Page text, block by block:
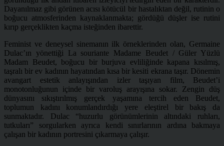
Dayanılmaz gibi görünen acısı kötücül bir hastalıktan değil, rutinin o
boğucu atmosferinden kaynaklanmakta; gördüğü düşler ise rutini
kırıp gerçeklikten kaçma isteğinden ibarettir.
Feminist ve deneysel sinemanın ilk örneklerinden olan, Germaine
Dulac’ın yönettiği La souriante Madame Beudet / Güler Yüzlü
Madam Beudet, boğucu bir burjuva evliliğinde kapana kısılmış,
taşralı bir ev kadının hayatından kısa bir kesiti ekrana taşır. Dönemin
avangart estetik anlayışından izler taşıyan film, Beudet’i
monotonluğunun içinde bir varoluş arayışına sokar. Zengin düş
dünyasını sıkıştırılmış gerçek yaşamına tercih eden Beudet,
toplumun kadını konumlandırdığı yere eleştirel bir bakış da
sunmaktadır. Dulac “huzurlu görünümlerinin altındaki ruhları,
tutkuları” sorgularken ayrıca kendi sınırlarının ardına bakmaya
çalışan bir kadının portresini çıkarmaya çalışır.